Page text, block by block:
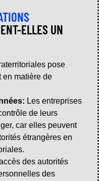
ELLES UN
pose
en matière de
Les entreprises
de leurs
car elles peuvent
étrangères en
des autorités
des